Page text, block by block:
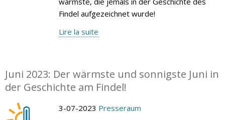
Findel aufgezeichnet wurde!
Lire la suite
Juni 2023: Der wärmste und sonnigste Juni in
der Geschichte am Findel!
3-07-2023 Presseraum